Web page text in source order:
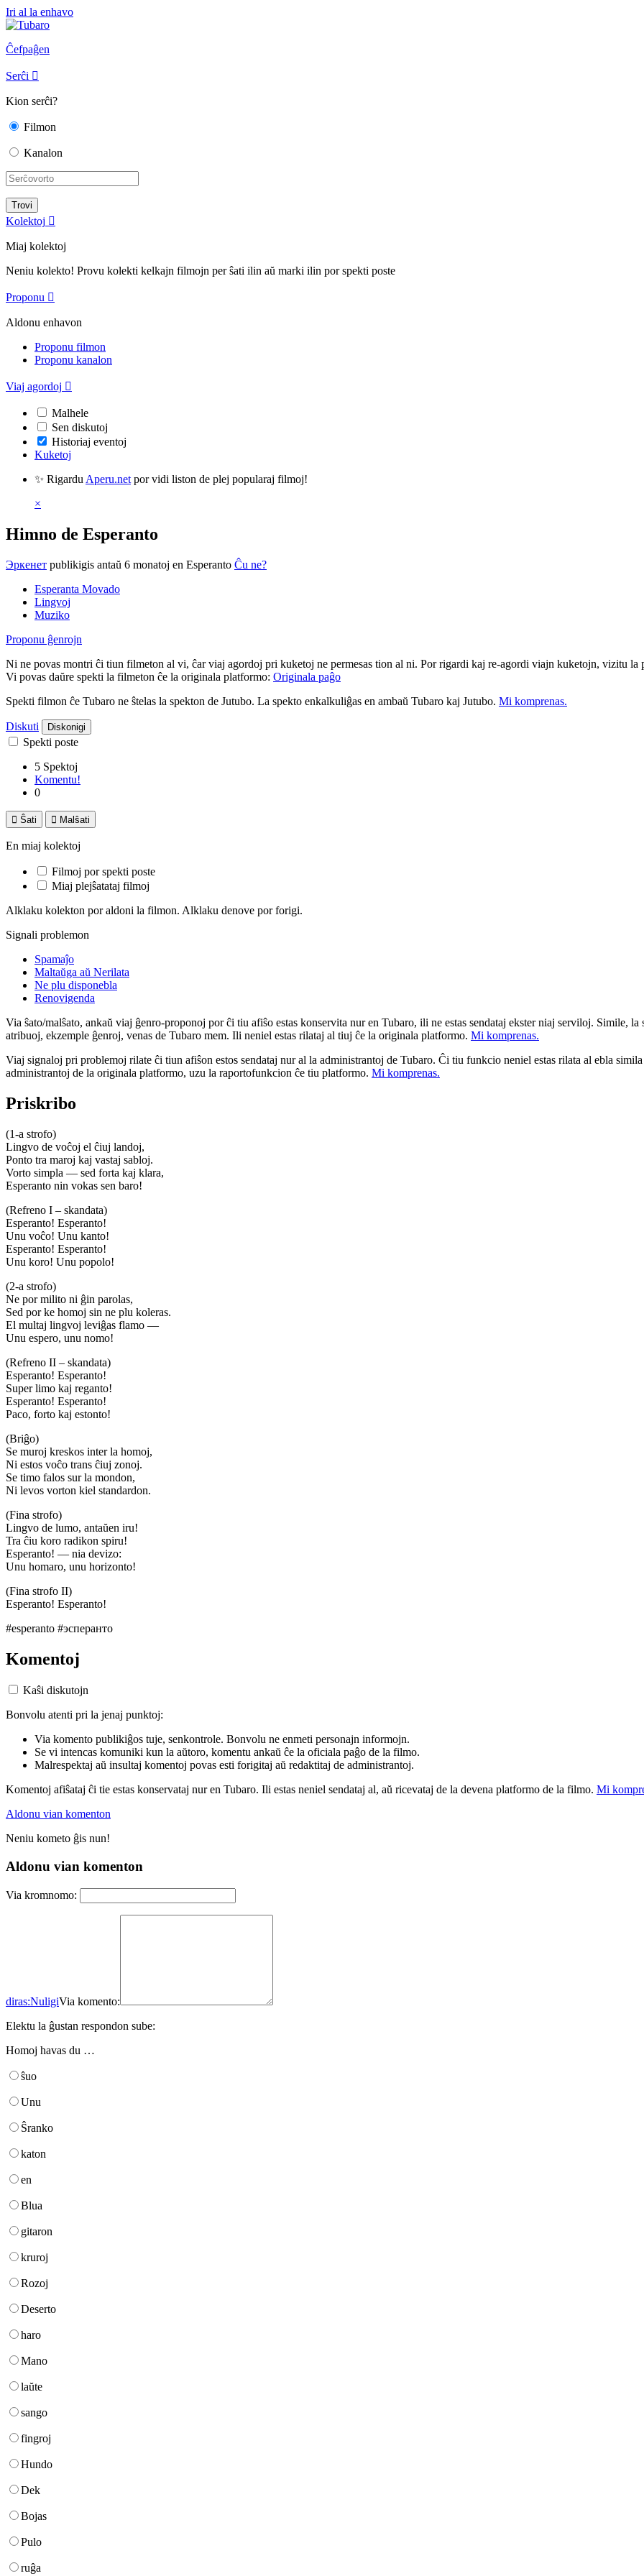
Iri al la enhavo
Ĉefpaĝen
Serĉi 
Kion serĉi?
Filmon
Kanalon
Kolektoj 
Miaj kolektoj
Neniu kolekto! Provu kolekti kelkajn filmojn per ŝati ilin aŭ marki ilin por spekti poste
Proponu 
Aldonu enhavon
Proponu filmon
Proponu kanalon
Viaj agordoj 
Malhele
Sen diskutoj
Historiaj eventoj
Kuketoj
✨ Rigardu Aperu.net por vidi liston de plej popularaj filmoj!
×
Himno de Esperanto
Эркенет publikigis antaŭ 6 monatoj en Esperanto Ĉu ne?
Esperanta Movado
Lingvoj
Muziko
Proponu ĝenrojn
Ni ne povas montri ĉi tiun filmeton al vi, ĉar viaj agordoj pri kuketoj ne permesas tion al ni. Por rigardi kaj re-agordi viajn kuketojn, vizitu la
Vi povas daŭre spekti la filmeton ĉe la originala platformo: Originala paĝo
Spekti filmon ĉe Tubaro ne ŝtelas la spekton de Jutubo. La spekto enkalkuliĝas en ambaŭ Tubaro kaj Jutubo. Mi komprenas.
Diskuti Diskonigi
Spekti poste
5 Spektoj
Komentu!
0
 Ŝati  Malŝati
En miaj kolektoj
Filmoj por spekti poste
Miaj plejŝatataj filmoj
Alklaku kolekton por aldoni la filmon. Alklaku denove por forigi.
Signali problemon
Spamaĵo
Maltaŭga aŭ Nerilata
Ne plu disponebla
Renovigenda
Via ŝato/malŝato, ankaŭ viaj ĝenro-proponoj por ĉi tiu afiŝo estas konservita nur en Tubaro, ili ne estas sendataj ekster niaj serviloj. Simile,
atribuoj, ekzemple ĝenroj, venas de Tubaro mem. Ili neniel estas rilataj al tiuj ĉe la originala platformo. Mi komprenas.
Viaj signaloj pri problemoj rilate ĉi tiun afiŝon estos sendataj nur al la administrantoj de Tubaro. Ĉi tiu funkcio neniel estas rilata al ebla
administrantoj de la originala platformo, uzu la raportofunkcion ĉe tiu platformo. Mi komprenas.
Priskribo
(1-a strofo)
Lingvo de voĉoj el ĉiuj landoj,
Ponto tra maroj kaj vastaj sabloj.
Vorto simpla — sed forta kaj klara,
Esperanto nin vokas sen baro!
(Refreno I – skandata)
Esperanto! Esperanto!
Unu voĉo! Unu kanto!
Esperanto! Esperanto!
Unu koro! Unu popolo!
(2-a strofo)
Ne por milito ni ĝin parolas,
Sed por ke homoj sin ne plu koleras.
El multaj lingvoj leviĝas flamo —
Unu espero, unu nomo!
(Refreno II – skandata)
Esperanto! Esperanto!
Super limo kaj reganto!
Esperanto! Esperanto!
Paco, forto kaj estonto!
(Briĝo)
Se muroj kreskos inter la homoj,
Ni estos voĉo trans ĉiuj zonoj.
Se timo falos sur la mondon,
Ni levos vorton kiel standardon.
(Fina strofo)
Lingvo de lumo, antaŭen iru!
Tra ĉiu koro radikon spiru!
Esperanto! — nia devizo:
Unu homaro, unu horizonto!
(Fina strofo II)
Esperanto! Esperanto!
#esperanto #эсперанто
Komentoj
Kaŝi diskutojn
Bonvolu atenti pri la jenaj punktoj:
Via komento publikiĝos tuje, senkontrole. Bonvolu ne enmeti personajn informojn.
Se vi intencas komuniki kun la aŭtoro, komentu ankaŭ ĉe la oficiala paĝo de la filmo.
Malrespektaj aŭ insultaj komentoj povas esti forigitaj aŭ redaktitaj de administrantoj.
Komentoj afiŝataj ĉi tie estas konservataj nur en Tubaro. Ili estas neniel sendataj al, aŭ ricevataj de la devena platformo de la filmo. Mi
Aldonu vian komenton
Neniu kometo ĝis nun!
Aldonu vian komenton
Via kromnomo:
diras:NuligiVia komento:
Elektu la ĝustan respondon sube:
Homoj havas du …
ŝuo
Unu
Ŝranko
katon
en
Blua
gitaron
kruroj
Rozoj
Deserto
haro
Mano
laŭte
sango
fingroj
Hundo
Dek
Bojas
Pulo
ruĝa